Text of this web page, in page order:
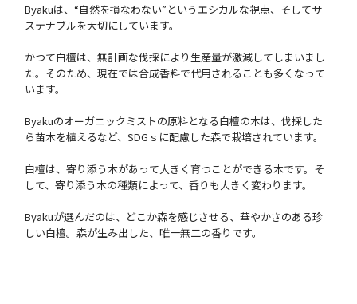
Byakuは、“自然を損なわない”というエシカルな視点、そしてサ
ステナブルを大切にしています。
かつて白檀は、無計画な伐採により生産量が激減してしまいまし
た。そのため、現在では合成香料で代用されることも多くなって
います。
Byakuのオーガニックミストの原料となる白檀の木は、伐採した
ら苗木を植えるなど、SDGｓに配慮した森で栽培されています。
白檀は、寄り添う木があって大きく育つことができる木です。そ
して、寄り添う木の種類によって、香りも大きく変わります。
Byakuが選んだのは、どこか森を感じさせる、華やかさのある珍
しい白檀。森が生み出した、唯一無二の香りです。